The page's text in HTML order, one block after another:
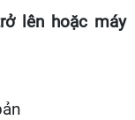
lên hoặc máy